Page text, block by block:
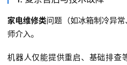
家电维修类问题（如冰箱制冷异
师介入。
机器人仅能提供重启、基础排查